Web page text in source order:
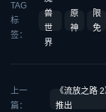
TAG
标
签：
兽
世
界
原
神
限
免
上一
篇：
《流放之路
推出